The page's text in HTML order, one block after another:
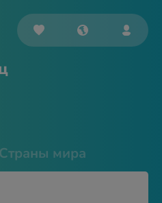
Страны мира